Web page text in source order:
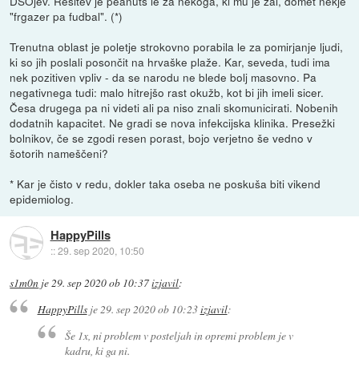
"frgazer pa fudbal". (*)
Trenutna oblast je poletje strokovno porabila le za pomirjanje ljudi,
ki so jih poslali posončit na hrvaške plaže. Kar, seveda, tudi ima
nek pozitiven vpliv - da se narodu ne blede bolj masovno. Pa
negativnega tudi: malo hitrejšo rast okužb, kot bi jih imeli sicer.
Česa drugega pa ni videti ali pa niso znali skomunicirati. Nobenih
dodatnih kapacitet. Ne gradi se nova infekcijska klinika. Presežki
bolnikov, če se zgodi resen porast, bojo verjetno še vedno v
šotorih nameščeni?
* Kar je čisto v redu, dokler taka oseba ne poskuša biti vikend
epidemiolog.
HappyPills
::29. sep 2020, 10:50
s1m0n je29. sep 2020 ob 10:37izjavil:
HappyPillsje29. sep 2020 ob 10:23izjavil:
Še 1x, ni problem v posteljah in opremi problem je v
kadru, ki ga ni.